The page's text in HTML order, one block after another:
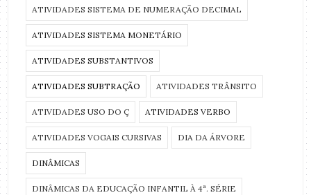
ATIVIDADES SISTEMA DE NUMERAÇÃO DECIMAL
ATIVIDADES SISTEMA MONETÁRIO
ATIVIDADES SUBSTANTIVOS
ATIVIDADES SUBTRAÇÃO ATIVIDADES TRÂNSITO
ATIVIDADES USO DO Ç ATIVIDADES VERBO
ATIVIDADES VOGAIS CURSIVAS DIA DA ÁRVORE
DINÂMICAS
DINÂMICAS DA EDUCAÇÃO INFANTIL À 4ª. SÉRIE